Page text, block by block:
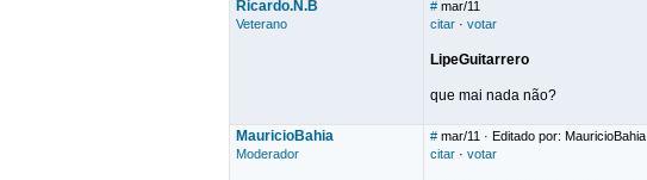
Ricardo.N.B
Veterano
# mar/11
citar · votar
LipeGuitarrero
que mai nada não?
MauricioBahia
Moderador
# mar/11 · Editado por: MauricioBahia
citar · votar